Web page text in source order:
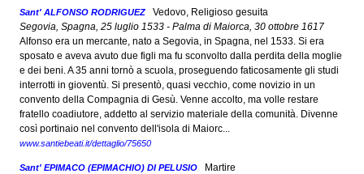
Sant' ALFONSO RODRIGUEZ Vedovo, Religioso gesuita
Segovia, Spagna, 25 luglio 1533 - Palma di Maiorca, 30 ottobre 1617
Alfonso era un mercante, nato a Segovia, in Spagna, nel 1533. Si era
sposato e aveva avuto due figli ma fu sconvolto dalla perdita della moglie
e dei beni. A 35 anni tornò a scuola, proseguendo faticosamente gli studi
interrotti in gioventù. Si presentò, quasi vecchio, come novizio in un
convento della Compagnia di Gesù. Venne accolto, ma volle restare
fratello coadiutore, addetto al servizio materiale della comunità. Divenne
così portinaio nel convento dell'isola di Maiorc...
www.santiebeati.it/dettaglio/75650
Sant' EPIMACO (EPIMACHIO) DI PELUSIO Martire